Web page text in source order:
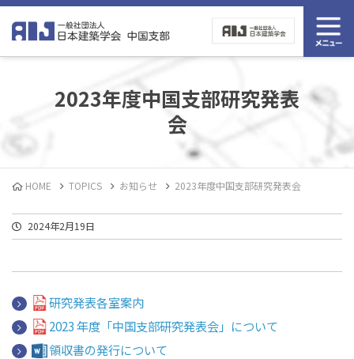
2023年度中国支部研究発表
会
HOME TOPICS お知らせ 2023年度中国支部研究発表会
2024年2月19日
研究発表各室案内
2023 年度「中国支部研究発表会」について
領収書の発行について